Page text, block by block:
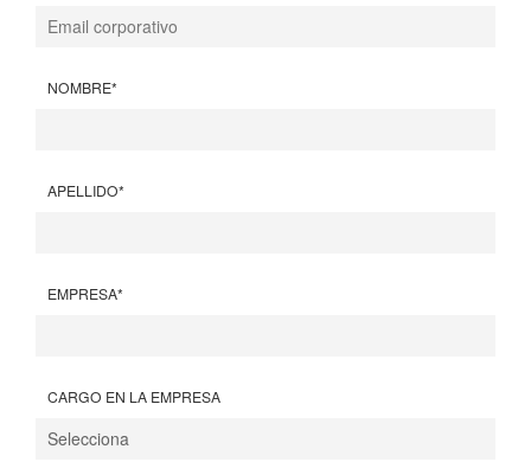
NOMBRE*
APELLIDO*
EMPRESA*
CARGO EN LA EMPRESA